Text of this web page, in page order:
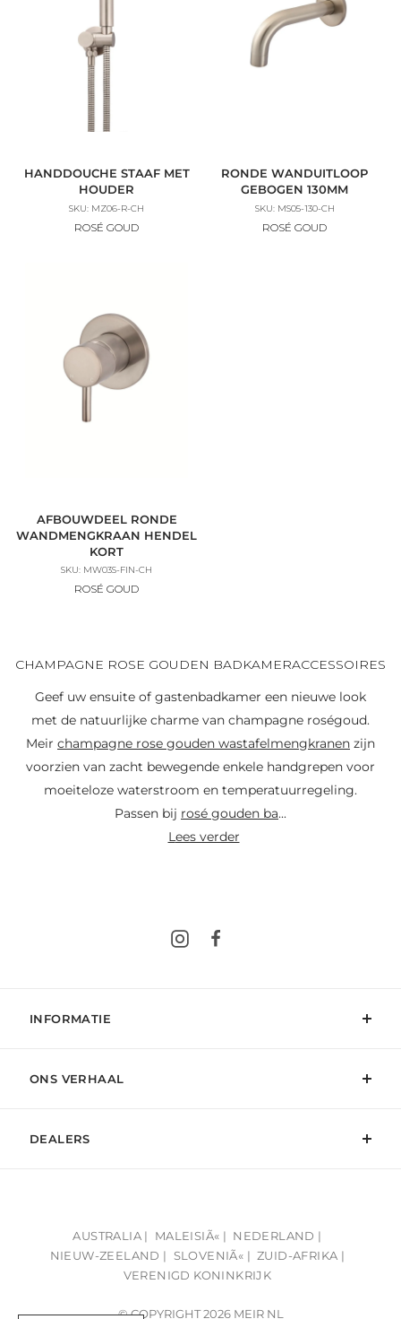
ROSÉ GOUD
HANDDOUCHE STAAF MET
HOUDER
SKU: MZ06-R-CH
ROSÉ GOUD
RONDE WANDUITLOOP
GEBOGEN 130MM
SKU: MS05-130-CH
ROSÉ GOUD
AFBOUWDEEL RONDE
WANDMENGKRAAN HENDEL
KORT
SKU: MW03S-FIN-CH
CHAMPAGNE ROSE GOUDEN BADKAMERACCESSOIRES
Geef uw ensuite of gastenbadkamer een nieuwe look
met de natuurlijke charme van champagne roségoud.
Meir champagne rose gouden wastafelmengkranen zijn
voorzien van zacht bewegende enkele handgrepen voor
moeiteloze waterstroom en temperatuurregeling.
Passen bij rosé gouden ba...
lees verder
INFORMATIE
ONS VERHAAL
DEALERS
Instagram
AUSTRALIA | MALEISIÃ« | NEDERLAND |
NIEUW-ZEELAND | SLOVENIÃ« | ZUID-AFRIKA |
VERENIGD KONINKRIJK
© COPYRIGHT 2026 MEIR NL